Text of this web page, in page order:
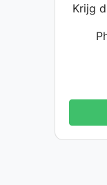
Krijg